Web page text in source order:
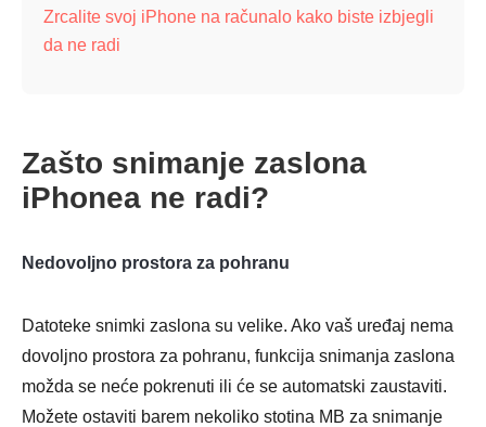
Zrcalite svoj iPhone na računalo kako biste izbjegli
da ne radi
Zašto snimanje zaslona
iPhonea ne radi?
Nedovoljno prostora za pohranu
Datoteke snimki zaslona su velike. Ako vaš uređaj nema
dovoljno prostora za pohranu, funkcija snimanja zaslona
možda se neće pokrenuti ili će se automatski zaustaviti.
Možete ostaviti barem nekoliko stotina MB za snimanje